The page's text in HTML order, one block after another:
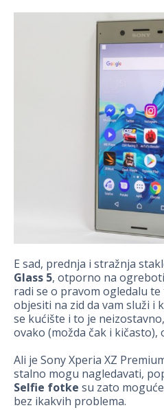
E sad, prednja i stražnja
Glass 5, otporno na
radi se o pravom ogledalu
objesiti na zid da vam služi i
se kućište i to je
ovako (možda čak i kičasto),
Ali je Sony Xperia XZ
stalno mogu nagledavati,
Selfie fotke su zato
bez ikakvih problema.